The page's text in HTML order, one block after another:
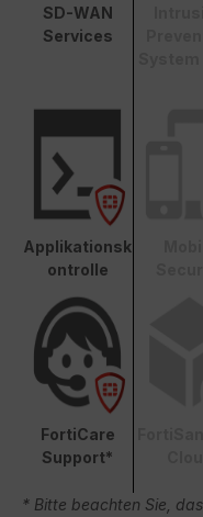
SD-WAN
Services
Applikationsk
ontrolle
FortiCare
Support*
* Bitte beachten Sie,